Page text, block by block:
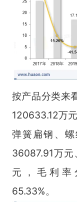
按产品分类来
120633.12万
弹簧扁钢、
36087.91万
元，毛利率
65.33%。